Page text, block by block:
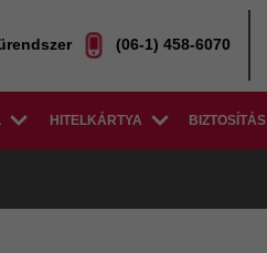
(06-1) 458-6070
HITELKÁRTYA BIZTOSÍTÁS